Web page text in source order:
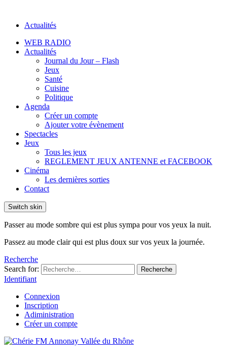
Actualités
WEB RADIO
Actualités
Journal du Jour – Flash
Jeux
Santé
Cuisine
Politique
Agenda
Créer un compte
Ajouter votre évènement
Spectacles
Jeux
Tous les jeux
REGLEMENT JEUX ANTENNE et FACEBOOK
Cinéma
Les dernières sorties
Contact
Switch skin
Passer au mode sombre qui est plus sympa pour vos yeux la nuit.
Passez au mode clair qui est plus doux sur vos yeux la journée.
Recherche
Search for:
Recherche
Identifiant
Connexion
Inscription
Adiministration
Créer un compte